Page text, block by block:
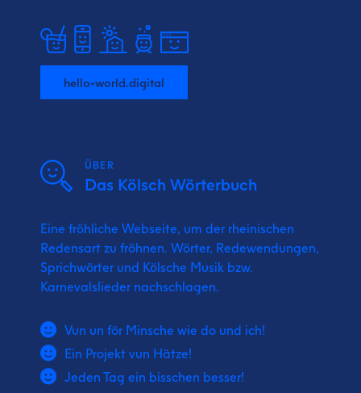
hello-world.digital
ÜBER
Das Kölsch Wörterbuch
Eine fröhliche Webseite, um der rheinischen
Redensart zu fröhnen. Wörter, Redewendungen,
Sprichwörter und Kölsche Musik bzw.
Karnevalslieder nachschlagen.
Vun un för Minsche wie do und ich!
Ein Projekt vun Hätze!
Jeden Tag ein bisschen besser!